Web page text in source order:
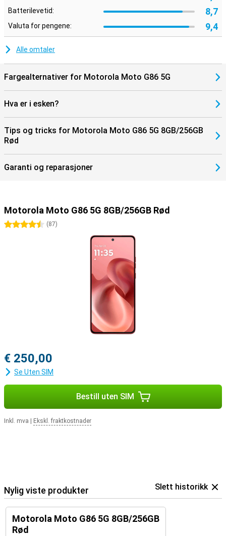
Batterilevetid: 8,7
Valuta for pengene: 9,4
Alle omtaler
Fargealternativer for Motorola Moto G86 5G
Hva er i esken?
Tips og tricks for Motorola Moto G86 5G 8GB/256GB
Rød
Garanti og reparasjoner
Motorola Moto G86 5G 8GB/256GB Rød
4.5 stjerner
(87)
€ 250,00
Se Uten SIM
Bestill uten SIM
Inkl. mva Ekskl. fraktkostnader
Nylig viste produkter Slett historikk
Motorola Moto G86 5G 8GB/256GB
Rød